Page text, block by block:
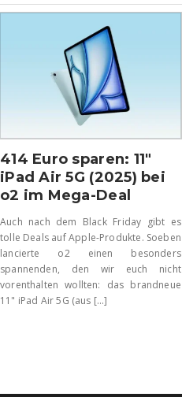
414 Euro sparen: 11″
iPad Air 5G (2025) bei
o2 im Mega-Deal
Auch nach dem Black Friday gibt es
tolle Deals auf Apple-Produkte. Soeben
lancierte o2 einen besonders
spannenden, den wir euch nicht
vorenthalten wollten: das brandneue
11" iPad Air 5G (aus [...]